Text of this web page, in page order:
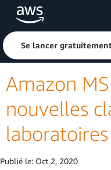
Passer au contenu principal
Cliquer ici pour
Se lancer
Amazon
nouvelles
Publié le: Oct 2, 2020